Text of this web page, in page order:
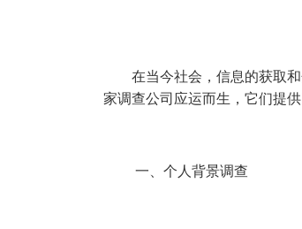
在当今社会，信息的获取
家调查公司应运而生，它们提
一、个人背景调查